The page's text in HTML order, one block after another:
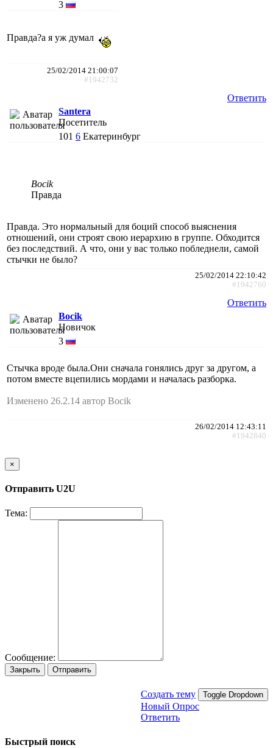
3
Правда?а я уж думал
25/02/2014 21:00:07
#1942732
Ответить
Santera
Посетитель
101 6 Екатеринбург
Bocik
Правда
Правда. Это нормальный для боций способ выяснения
отношений, они строят свою иерархию в группе. Обходится
без последствий. А что, они у вас только побледнели, самой
стычки не было?
25/02/2014 22:10:42
#1942760
Ответить
Bocik
Новичок
3
Стычка вроде была.Они сначала гонялись друг за другом, а
потом вместе вцепились мордами и началась разборка.
Изменено 26.2.14 автор Bocik
26/02/2014 12:43:11
#1942840
×
Отправить U2U
Тема:
Сообщение:
Закрыть Отправить
Создать тему Toggle Dropdown
Новый Опрос
Ответить
Быстрый поиск